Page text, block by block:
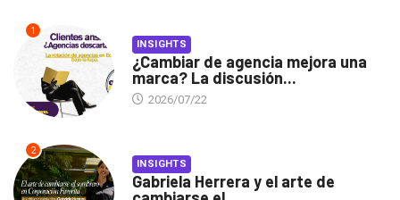
1
INSIGHTS
¿Cambiar de agencia mejora una
marca? La discusión...
2026/07/22
2
INSIGHTS
Gabriela Herrera y el arte de